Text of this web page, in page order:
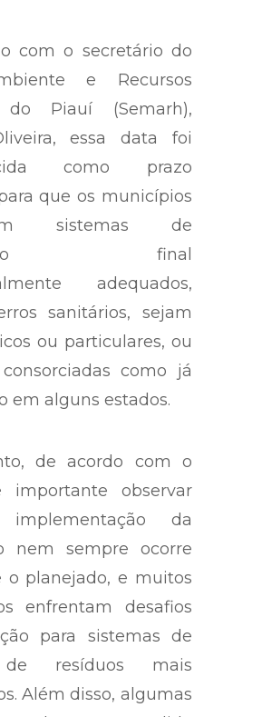
com o secretário do
e Recursos
do Piauí (Semarh),
essa data foi
como prazo
que os municípios
sistemas de
final
adequados,
sanitários, sejam
ou particulares, ou
como já
em alguns estados.
de acordo com o
importante observar
da
nem sempre ocorre
o planejado, e muitos
enfrentam desafios
para sistemas de
resíduos mais
Além disso, algumas